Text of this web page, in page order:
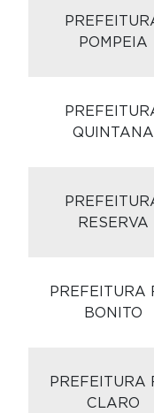
POMPEIA
QUINTANA
RESERVA
PREFEITURA
BONITO
PREFEITURA
CLARO